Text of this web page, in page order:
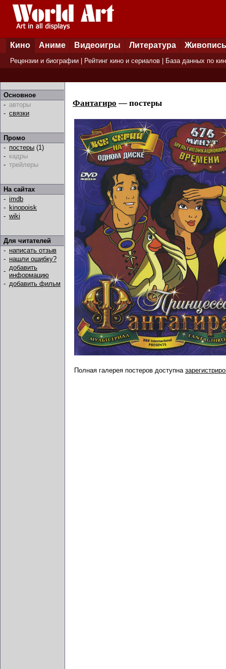
Кино Аниме Видеоигры Литература Живопись
Рецензии и биографии Рейтинг кино и сериалов База данных по
Основное
- авторы
- связки
Промо
- постеры (1)
- кадры
- трейлеры
На сайтах
- imdb
- kinopoisk
- wiki
Для читателей
- написать отзыв
- нашли ошибку?
- добавить
информацию
- добавить фильм
Фантагиро — постеры
Полная галерея постеров доступна